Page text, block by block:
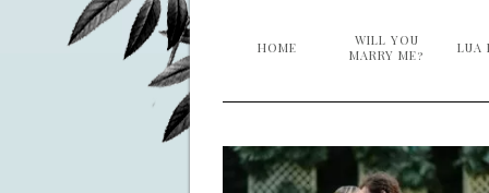
HOME
WILL YOU
MARRY ME?
LUA